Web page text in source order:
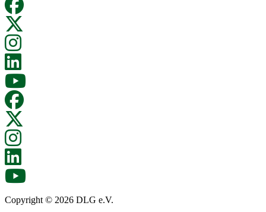
Copyright © 2026 DLG e.V.